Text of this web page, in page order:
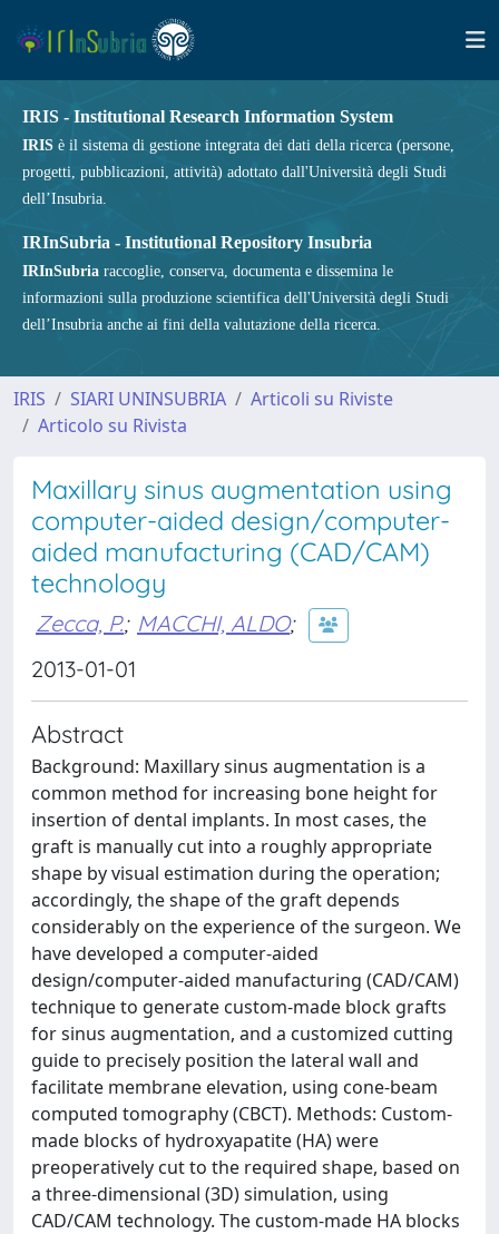
IRIS - Institutional Research Information System
IRIS è il sistema di gestione integrata dei dati della ricerca (persone,
progetti, pubblicazioni, attività) adottato dall'Università degli Studi
dell’Insubria.
IRInSubria - Institutional Repository Insubria
IRInSubria raccoglie, conserva, documenta e dissemina le
informazioni sulla produzione scientifica dell'Università degli Studi
dell’Insubria anche ai fini della valutazione della ricerca.
IRIS SIARI UNINSUBRIA
Articoli su Riviste
Articolo su Rivista
Maxillary sinus augmentation using
computer-aided design/computer-
aided manufacturing (CAD/CAM)
technology
Zecca, P.; MACCHI, ALDO;
2013-01-01
Abstract
Background: Maxillary sinus augmentation is a
common method for increasing bone height for
insertion of dental implants. In most cases, the
graft is manually cut into a roughly appropriate
shape by visual estimation during the operation;
accordingly, the shape of the graft depends
considerably on the experience of the surgeon. We
have developed a computer-aided
design/computer-aided manufacturing (CAD/CAM)
technique to generate custom-made block grafts
for sinus augmentation, and a customized cutting
guide to precisely position the lateral wall and
facilitate membrane elevation, using cone-beam
computed tomography (CBCT). Methods: Custom-
made blocks of hydroxyapatite (HA) were
preoperatively cut to the required shape, based on
a three-dimensional (3D) simulation, using
CAD/CAM technology. The custom-made HA blocks